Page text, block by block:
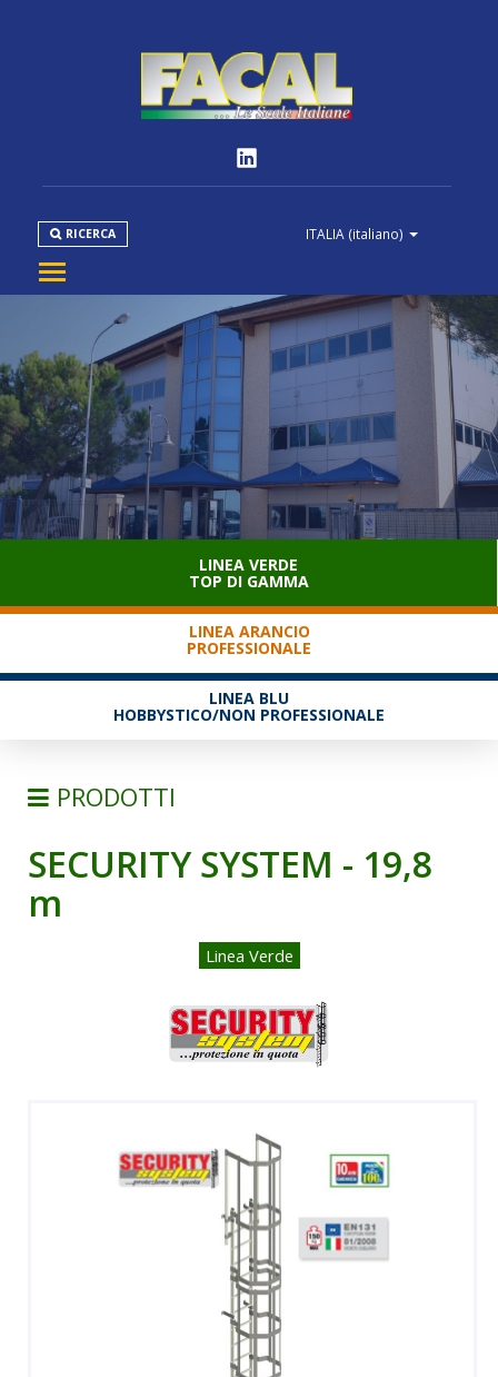
ITALIA (italiano)
RICERCA
PRODOTTI
NORMATIVE
MEDIA
DOWNLOAD
SERVIZIO CLIENTI
LINEA VERDE
TOP DI GAMMA
LINEA ARANCIO
PROFESSIONALE
LINEA BLU
HOBBYSTICO/NON PROFESSIONALE
PRODOTTI
SCALE
SEMPLICI D'APPOGGIO
A CASTELLO E SPECIALI
SGABELLI E CAVALLETTI
DOMESTICI SCALE SGABELLI
RAMPE DI CARICO E PASSERELLE
ACCESSORI, RICAMBI E COMPONENTI
SECURITY SYSTEM - 19,8
m
Linea Verde